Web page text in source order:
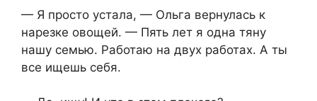
— Я просто устала, — Ольга вернулась к
нарезке овощей. — Пять лет я одна тяну
нашу семью. Работаю на двух работах. А ты
все ищешь себя.